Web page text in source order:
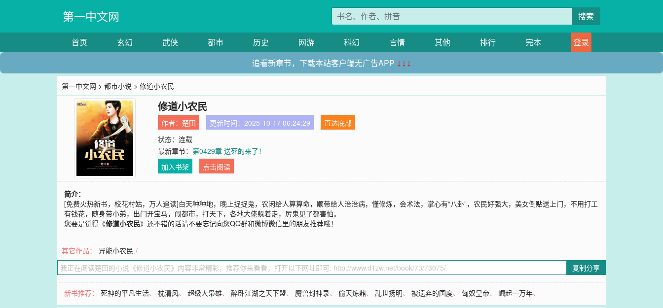
第一中文网 搜索
首页 玄幻 武侠 都市 历史 网游 科幻 言情 其他 排行 完本
登录
追看新章节，下载本站客户端无广告APP ↓↓↓
第一中文网 >都市小说 > 修道小农民
修道小农民
作者： 楚田 更新时间：2025-10-17 06:24:29
直达底部
状态：连载
最新章节：第0429章 送死的来了！
加入书架
点击阅读
简介：
[免费火热新书，校花村姑，万人追读]白天种种地，晚上捉捉鬼，农闲给人算算命，顺带给人治治病，懂修炼，会术法，掌心有“八卦”，农民好强大，美女倒贴送上门，不用打工
有钱花，随身带小弟，出门开宝马，闯都市，打天下，各地大佬躲着走，厉鬼见了都害怕。
您要是觉得《修道小农民》还不错的话请不要忘记向您QQ群和微博微信里的朋友推荐哦！
其它作品： 异能小农民 /
复制分享
新书推荐：死神的平凡生活、枕清风、超级大枭雄、醉卧江湖之天下盟、 魔兽封神录、偷天炼鼎、乱世扬明、被遗弃的国度、匈奴皇帝、 崛起一万年、